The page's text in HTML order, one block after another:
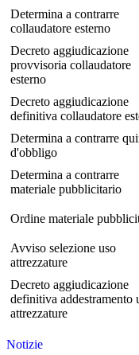
Determina a contrarre
collaudatore esterno
Decreto aggiudicazione
provvisoria collaudatore
esterno
Decreto aggiudicazione
definitiva collaudatore
Determina a contrarre
d'obbligo
Determina a contrarre
materiale pubblicitario
Ordine materiale
Avviso selezione uso
attrezzature
Decreto aggiudicazione
definitiva addestramento
attrezzature
Notizie